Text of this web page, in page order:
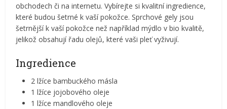
obchodech či na internetu. Vybírejte si kvalitní ingredience,
které budou šetrné k vaší pokožce. Sprchové gely jsou
šetrnější k vaší pokožce než například mýdlo v bio kvalitě,
jelikož obsahují řadu olejů, které vaši pleť vyživují.
Ingredience
2 lžíce bambuckého másla
1 lžíce jojobového oleje
1 lžíce mandlového oleje